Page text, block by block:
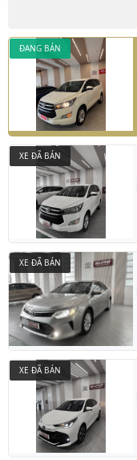
ĐANG BÁN
XE ĐÃ BÁN
XE ĐÃ BÁN
XE ĐÃ BÁN